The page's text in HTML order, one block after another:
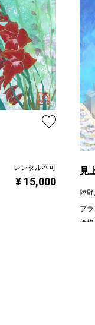
レンタル不可
¥ 15,000
見
陸
プ
価格